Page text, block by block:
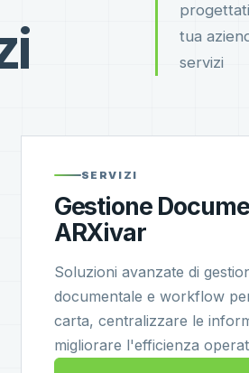
tua
servizi
SERVIZI
Gestione
ARXivar
Soluzioni avanzate di
documentale e workflow
carta, centralizzare le
migliorare l'efficienza